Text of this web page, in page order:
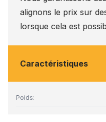
alignons le prix sur
lorsque cela est
Caractéristiques
Poids: